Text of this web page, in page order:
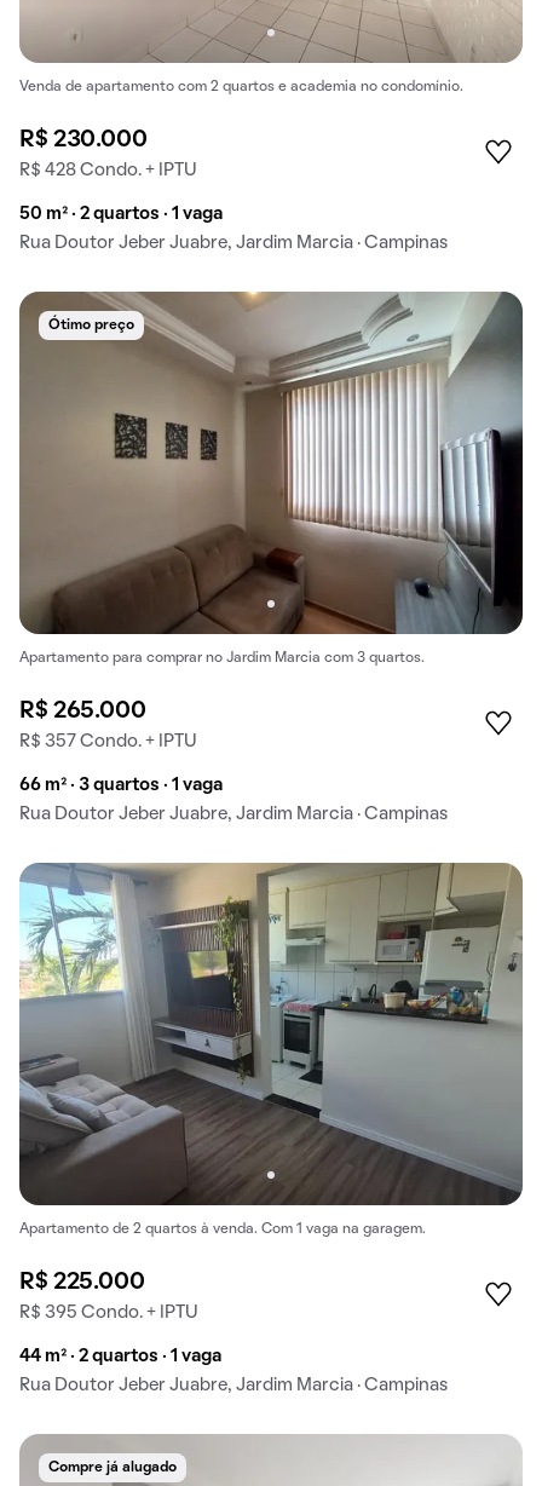
Venda de apartamento com 2 quartos e academia no condomínio.
R$ 230.000
R$ 428 Condo. + IPTU
50 m² · 2 quartos · 1 vaga
Rua Doutor Jeber Juabre, Jardim Marcia · Campinas
Ótimo preço
Apartamento para comprar no Jardim Marcia com 3 quartos.
R$ 265.000
R$ 357 Condo. + IPTU
66 m² · 3 quartos · 1 vaga
Rua Doutor Jeber Juabre, Jardim Marcia · Campinas
Apartamento de 2 quartos à venda. Com 1 vaga na garagem.
R$ 225.000
R$ 395 Condo. + IPTU
44 m² · 2 quartos · 1 vaga
Rua Doutor Jeber Juabre, Jardim Marcia · Campinas
Compre já alugado